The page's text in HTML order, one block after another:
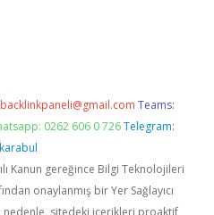
backlinkpaneli@gmail.com Teams:
0262 606 0 726 Telegram:
Kanun gereğince Bilgi Teknolojileri
onaylanmış bir Yer Sağlayıcı
sitedeki içerikleri proaktif